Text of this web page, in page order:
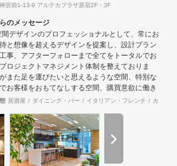
宮前1-13-9 アルテカプラザ原宿2F・3F
のメッセージ
間デザインのプロフェッショナルとして、常にお
と想像を超えるデザインを提案し、設計プラン
事、アフターフォローまで全てをトータルでお
ロジェクトマネジメント体制を整えておりま
また足を運びたいと思えるような空間、特別な
お客様をおもてなしする空間、購買意欲に働き
ウトとVMD、ブランド力を高める空間演出な
す。 ご希望されるイメージ、コストに関する不
オープン、移転・改装に関するスケジュール、
ど、まずはお気軽にお問い合わせください。
居酒屋 ダイニング・バー イタリアン・フレンチ カフェ